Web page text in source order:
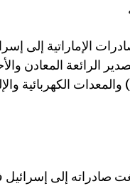
في قيمة الصادرات